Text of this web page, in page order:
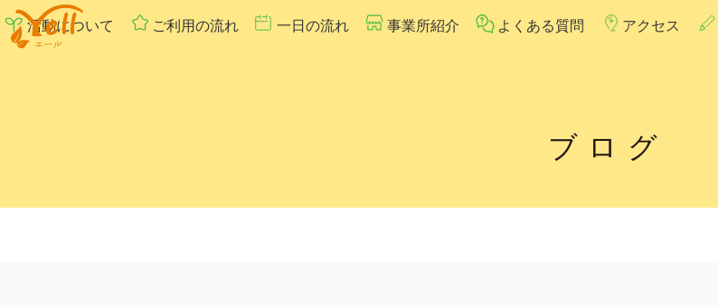
活動について ご利用の流れ 一日の流れ 事業所紹介 よくある質問 アクセス
ブログ